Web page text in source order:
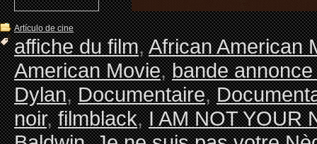
Artículo de cine
affiche du film,African American
American Movie,bande
Dylan,Documentaire,
noir,filmblack,I AM NOT YOUR